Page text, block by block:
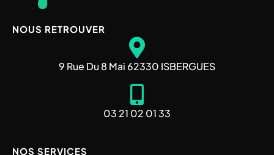
NOUS RETROUVER
9 Rue Du 8 Mai 62330 ISBERGUES
03 21 02 01 33
NOS SERVICES